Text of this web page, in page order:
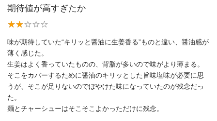
期待値が高すぎたか
味が期待していた“キリッと醤油に生姜香る”ものと違い、醤油感が
薄く感じた。
生姜はよく香っていたものの、背脂が多いので味がより薄まる。
そこをカバーするために醤油のキリッとした旨味塩味が必要に思
うが、そこが足りないのでぼやけた味になっていたのが残念だっ
た。
麺とチャーシューはそこそこよかっただけに残念。